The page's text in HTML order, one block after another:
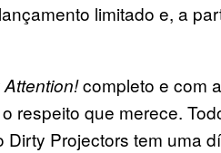
limitado e, a
Attention!completo e com
respeito que merece.
Projectors tem uma